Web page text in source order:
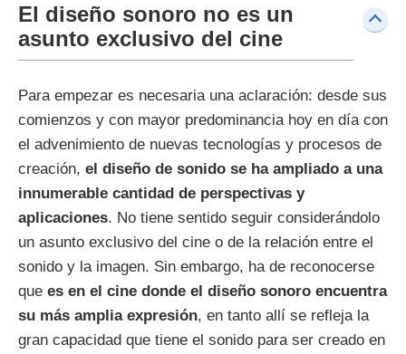
El diseño sonoro no es un
asunto exclusivo del cine
Para empezar es necesaria una aclaración: desde sus
comienzos y con mayor predominancia hoy en día con
el advenimiento de nuevas tecnologías y procesos de
creación, el diseño de sonido se ha ampliado a una
innumerable cantidad de perspectivas y
aplicaciones. No tiene sentido seguir considerándolo
un asunto exclusivo del cine o de la relación entre el
sonido y la imagen. Sin embargo, ha de reconocerse
que es en el cine donde el diseño sonoro encuentra
su más amplia expresión, en tanto allí se refleja la
gran capacidad que tiene el sonido para ser creado en